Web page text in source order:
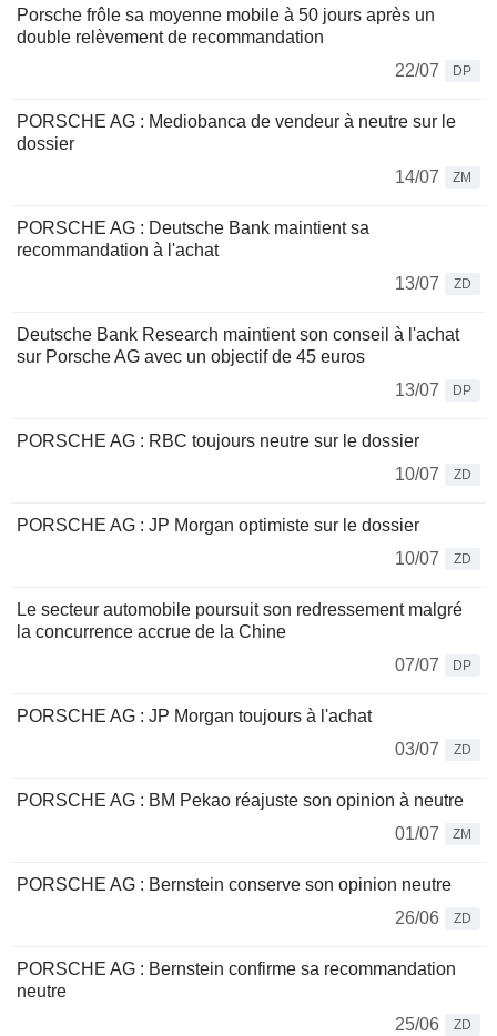
Porsche frôle sa moyenne mobile à 50 jours après un
double relèvement de recommandation
22/07
DP
PORSCHE AG : Mediobanca de vendeur à neutre sur le
dossier
14/07
ZM
PORSCHE AG : Deutsche Bank maintient sa
recommandation à l'achat
13/07
ZD
Deutsche Bank Research maintient son conseil à l'achat
sur Porsche AG avec un objectif de 45 euros
13/07
DP
PORSCHE AG : RBC toujours neutre sur le dossier
10/07
ZD
PORSCHE AG : JP Morgan optimiste sur le dossier
10/07
ZD
Le secteur automobile poursuit son redressement malgré
la concurrence accrue de la Chine
07/07
DP
PORSCHE AG : JP Morgan toujours à l'achat
03/07
ZD
PORSCHE AG : BM Pekao réajuste son opinion à neutre
01/07
ZM
PORSCHE AG : Bernstein conserve son opinion neutre
26/06
ZD
PORSCHE AG : Bernstein confirme sa recommandation
neutre
25/06
ZD